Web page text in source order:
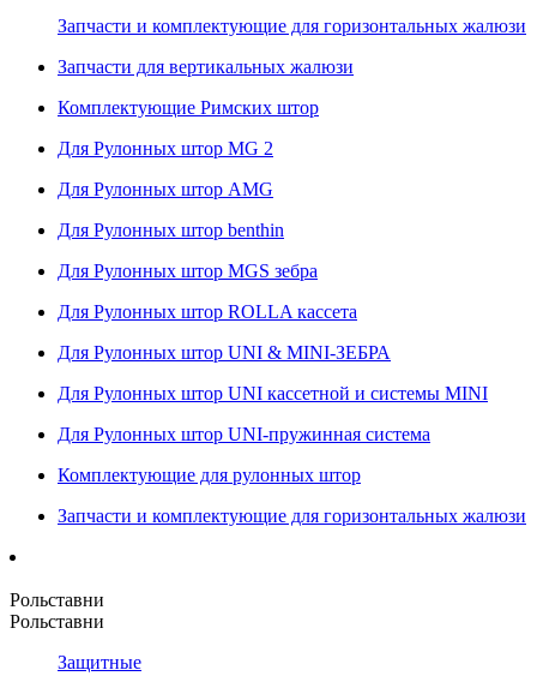
Запчасти и комплектующие для горизонтальных жалюзи
Запчасти для вертикальных жалюзи
Комплектующие Римских штор
Для Рулонных штор MG 2
Для Рулонных штор AMG
Для Рулонных штор benthin
Для Рулонных штор MGS зебра
Для Рулонных штор ROLLA кассета
Для Рулонных штор UNI & MINI-ЗЕБРА
Для Рулонных штор UNI кассетной и системы MINI
Для Рулонных штор UNI-пружинная система
Комплектующие для рулонных штор
Запчасти и комплектующие для горизонтальных жалюзи
Рольставни
Рольставни
Защитные